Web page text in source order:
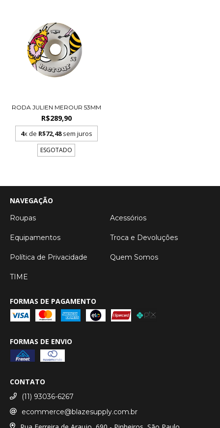
RODA JULIEN MEROUR 53MM
R$289,90
4x de R$72,48sem juros
ESGOTADO
NAVEGAÇÃO
Roupas Acessórios
Equipamentos Troca e Devoluções
Política de Privacidade Quem Somos
TIME
FORMAS DE PAGAMENTO
FORMAS DE ENVIO
CONTATO
(11) 93036-6267
ecommerce@blazesupply.com.br